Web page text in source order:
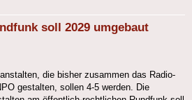
soll 2029 umgebaut
die bisher zusammen das Radio-
gestalten, sollen 4-5 werden. Die